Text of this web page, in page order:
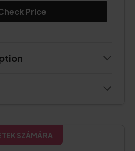
Price
SZÁMÁRA